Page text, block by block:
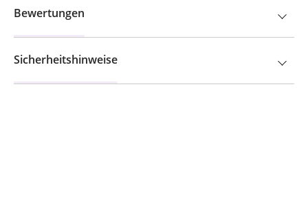
Bewertungen
Sicherheitshinweise